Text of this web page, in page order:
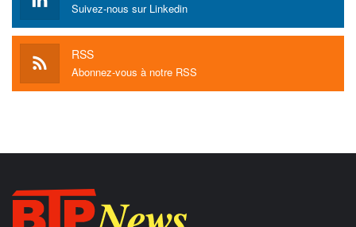
Suivez-nous sur Linkedin
RSS
Abonnez-vous à notre RSS